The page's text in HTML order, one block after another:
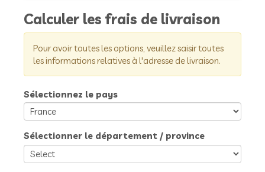
Calculer les frais de livraison
Pour avoir toutes les options, veuillez saisir toutes
les informations relatives à l'adresse de livraison.
Sélectionnez le pays
Sélectionner le département / province